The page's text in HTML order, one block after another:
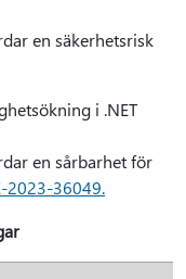
en säkerhetsrisk
i .NET
en sårbarhet för
2023-36049.